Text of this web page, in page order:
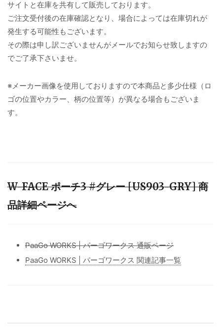
サイトと在庫を共有して販売しております。
ご注文受付後の在庫確認となり、場合によっては在庫切れが
発生する可能性もございます。
その際は申し訳ございませんがメールでお知らせ致しますの
でご了承下さいませ。
※メーカー画像を使用しておりますので本商品と多少仕様（ロ
ゴの位置やカラー、柄の位置等）が異なる場合もございま
す。
W-FACE ポーチ3 #グレー [US903-GRY] 商
品詳細ページへ
PaaGo WORKS | パーゴワークス 通販ページ
PaaGo WORKS | パーゴワークス 関連記事一覧